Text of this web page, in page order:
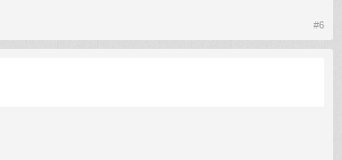
#6